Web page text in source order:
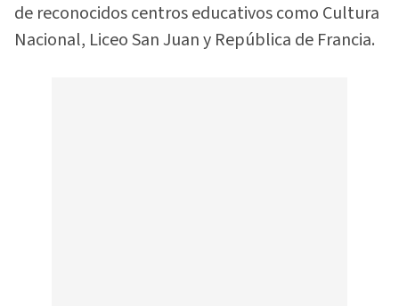
de reconocidos centros educativos como Cultura
Nacional, Liceo San Juan y República de Francia.